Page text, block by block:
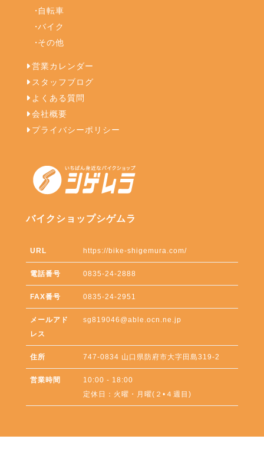
自転車
バイク
その他
営業カレンダー
スタッフブログ
よくある質問
会社概要
プライバシーポリシー
バイクショップシゲムラ
URL https://bike-shigemura.com/
電話番号 0835-24-2888
FAX番号 0835-24-2951
メールアド
レス
sg819046@able.ocn.ne.jp
住所 747-0834 山口県 防府市大字田島319-2
営業時間
10:00 - 18:00
定休日：火曜・月曜(２•４週目)